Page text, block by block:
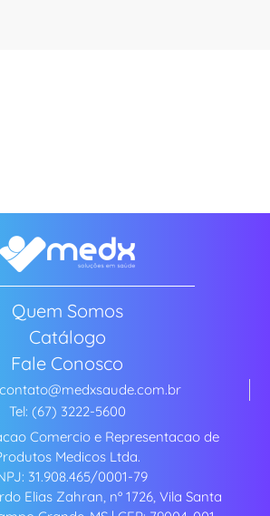
Quem Somos
Catálogo
Fale Conosco
Tel: (67) 3222-5600
Comercio e Representacao de
Medicos Ltda.
31.908.465/0001-79
Elias Zahran, nº 1726, Vila Santa